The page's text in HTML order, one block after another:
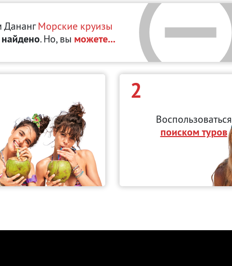
ДанангМорские круизы
. Но, вы можете...
2
Воспользоваться
поиском туров